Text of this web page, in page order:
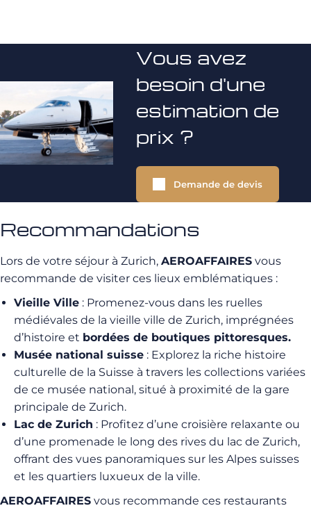
Vous avez
besoin d'une
estimation de
prix ?
Demande de devis
Recommandations
Lors de votre séjour à Zurich, AEROAFFAIRES vous
recommande de visiter ces lieux emblématiques :
Vieille Ville : Promenez-vous dans les ruelles
médiévales de la vieille ville de Zurich, imprégnées
d’histoire et bordées de boutiques pittoresques.
Musée national suisse : Explorez la riche histoire
culturelle de la Suisse à travers les collections variées
de ce musée national, situé à proximité de la gare
principale de Zurich.
Lac de Zurich : Profitez d’une croisière relaxante ou
d’une promenade le long des rives du lac de Zurich,
offrant des vues panoramiques sur les Alpes suisses
et les quartiers luxueux de la ville.
AEROAFFAIRES vous recommande ces restaurants